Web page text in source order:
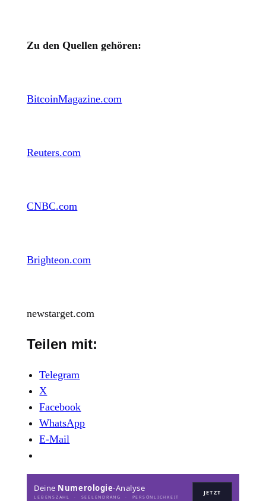
Zu den Quellen gehören:
BitcoinMagazine.com
Reuters.com
CNBC.com
Brighteon.com
newstarget.com
Teilen mit:
Telegram
X
Facebook
WhatsApp
E-Mail
Deine Numerologie-Analyse
LEBENSZAHL · SEELENDRANG · PERSÖNLICHKEIT
JETZT